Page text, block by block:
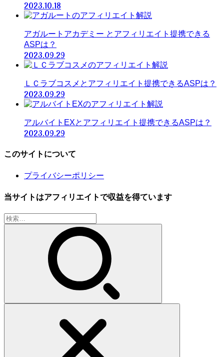
2023.10.18
アガルートアカデミー とアフィリエイト提携できる
ASPは？
2023.09.29
ＬＣラブコスメとアフィリエイト提携できるASPは？
2023.09.29
アルバイトEXとアフィリエイト提携できるASPは？
2023.09.29
このサイトについて
プライバシーポリシー
当サイトはアフィリエイトで収益を得ています
検
索: